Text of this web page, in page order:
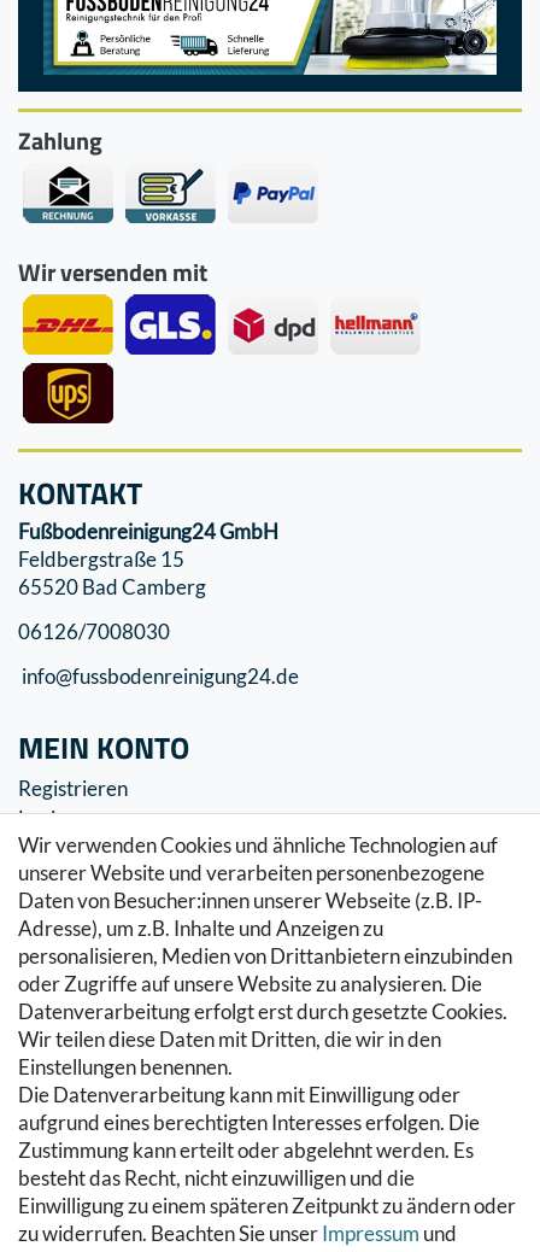
Zahlung
Wir versenden mit
Wir verwenden Cookies und ähnliche Technologien auf
unserer Website und verarbeiten personenbezogene
Daten von Besucher:innen unserer Webseite (z.B. IP-
Adresse), um z.B. Inhalte und Anzeigen zu
personalisieren, Medien von Drittanbietern einzubinden
oder Zugriffe auf unsere Website zu analysieren. Die
Datenverarbeitung erfolgt erst durch gesetzte Cookies.
Wir teilen diese Daten mit Dritten, die wir in den
Einstellungen benennen.
Die Datenverarbeitung kann mit Einwilligung oder
aufgrund eines berechtigten Interesses erfolgen. Die
Zustimmung kann erteilt oder abgelehnt werden. Es
besteht das Recht, nicht einzuwilligen und die
Einwilligung zu einem späteren Zeitpunkt zu ändern oder
zu widerrufen. Beachten Sie unserImpressum und
KONTAKT
Fußbodenreinigung24 GmbH
Feldbergstraße 15
65520 Bad Camberg
06126/7008030
info@fussbodenreinigung24.de
MEIN KONTO
Registrieren
Login
SERVICE
Zahlung & Versand
Warenkorb
Zur Kasse
Hilfe
RECHTLICHES
Kontakt
Datenschutzerklärung
AGB
Impressum
Hinweise zur Batterieentsorgung